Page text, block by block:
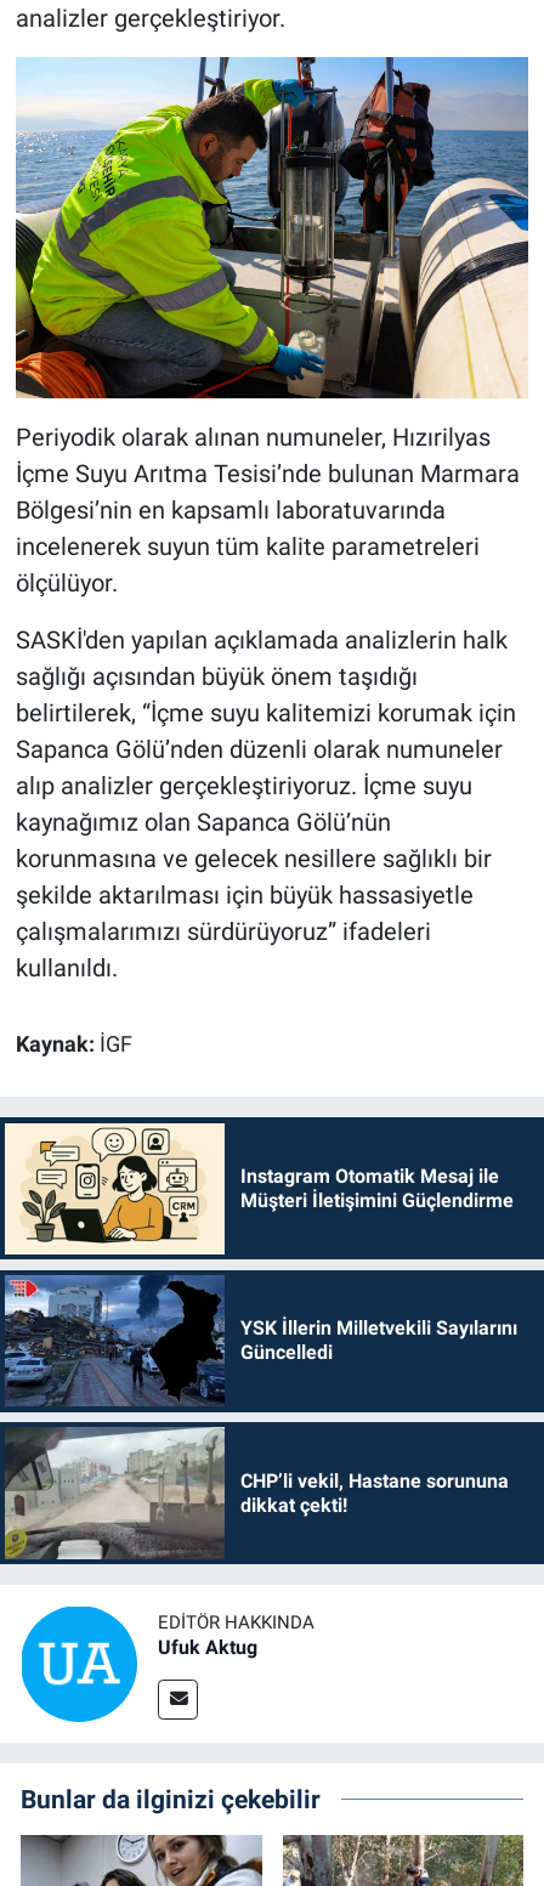
analizler gerçekleştiriyor.
Periyodik olarak alınan numuneler, Hızırilyas
İçme Suyu Arıtma Tesisi’nde bulunan Marmara
Bölgesi’nin en kapsamlı laboratuvarında
incelenerek suyun tüm kalite parametreleri
ölçülüyor.
SASKİ'den yapılan açıklamada analizlerin halk
sağlığı açısından büyük önem taşıdığı
belirtilerek, “İçme suyu kalitemizi korumak için
Sapanca Gölü’nden düzenli olarak numuneler
alıp analizler gerçekleştiriyoruz. İçme suyu
kaynağımız olan Sapanca Gölü’nün
korunmasına ve gelecek nesillere sağlıklı bir
şekilde aktarılması için büyük hassasiyetle
çalışmalarımızı sürdürüyoruz” ifadeleri
kullanıldı.
Kaynak: İGF
Instagram Otomatik Mesaj ile
Müşteri İletişimini Güçlendirme
YSK İllerin Milletvekili Sayılarını
Güncelledi
CHP’li vekil, Hastane sorununa
dikkat çekti!
EDITÖR HAKKINDA
Ufuk Aktug
Bunlar da ilginizi çekebilir